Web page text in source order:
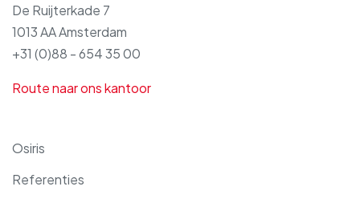
De Ruijterkade 7
1013 AA Amsterdam
+31 (0)88 - 654 35 00
Route naar ons kantoor
Osiris
Referenties